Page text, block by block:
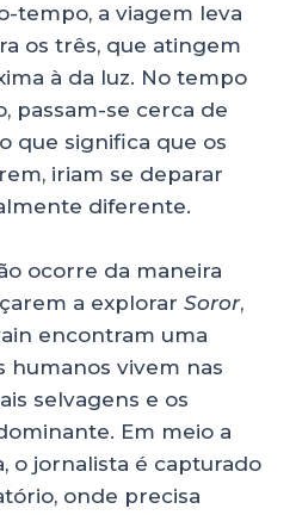
tempo, a viagem leva
os três, que atingem
à da luz. No tempo
passam-se cerca de
que significa que os
iriam se deparar
diferente.
ocorre da maneira
a explorar Soror,
encontram uma
humanos vivem nas
selvagens e os
Em meio a
o jornalista é capturado
onde precisa